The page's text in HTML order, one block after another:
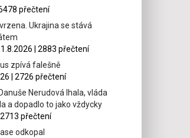
přečtení
Ukrajina se stává
| 2883 přečtení
zpívá falešně
| 2726 přečtení
Nerudová lhala, vláda
a dopadlo to jako vždycky
přečtení
odkopal